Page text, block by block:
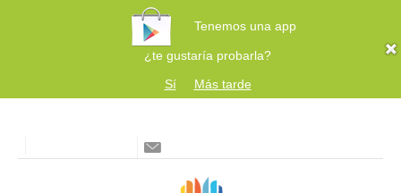
Tenemos una app
¿te gustaría probarla?
Sí
Más tarde